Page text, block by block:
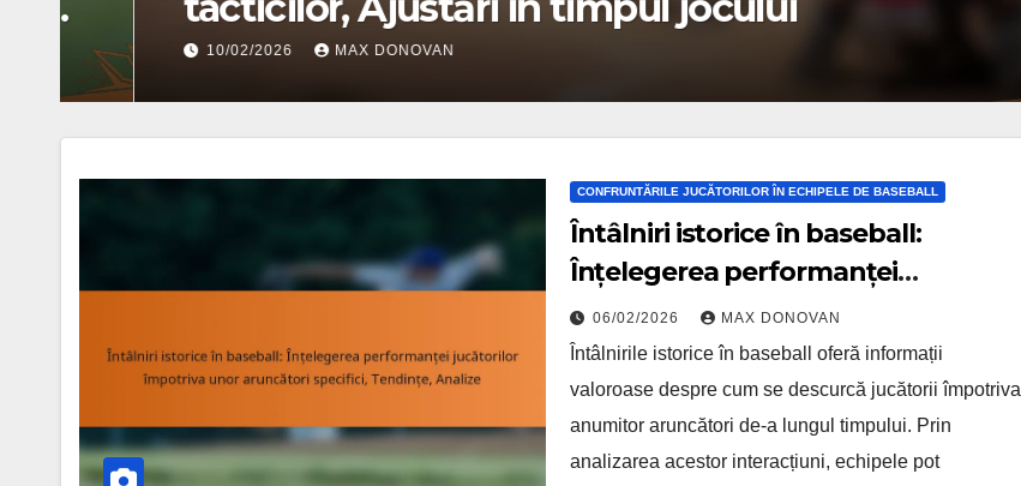
jucătorilor
11/02/2026 MAX DONOVAN
CONFRUNTĂRILE JUCĂTORILOR ÎN ECHIPELE DE BASEBALL
Întâlniri istorice în baseball:
Înțelegerea performanței
jucătorilor împotriva unor
aruncători specifici, Tendințe,
Analize
06/02/2026 MAX DONOVAN
Întâlnirile istorice în baseball oferă informații
valoroase despre cum se descurcă jucătorii împotriva
anumitor aruncători de-a lungul timpului. Prin
analizarea acestor interacțiuni, echipele pot